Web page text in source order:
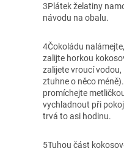
3Plátek želatiny
návodu na obalu.
4Čokoládu
zalijte horkou
zalijete vroucí
ztuhne o něco
promíchejte
vychladnout při
trvá to asi hodinu.
5Tuhou část